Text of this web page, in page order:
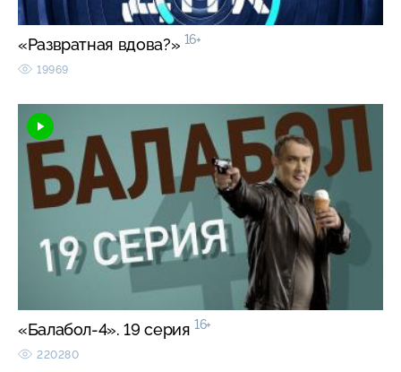
«Развратная вдова?» 16+
19969
«Балабол-4». 19 серия 16+
220280